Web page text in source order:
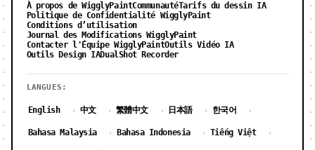
À propos de WigglyPaintCommunautéTarifs du dessin IA
Politique de Confidentialité WigglyPaint
Conditions d’utilisation
Journal des Modifications WigglyPaint
Contacter l'Équipe WigglyPaintOutils Vidéo IA
Outils Design IADualShot Recorder
LANGUES:
English · 中文 · 繁體中文 · 日本語 · 한국어 ·
Bahasa Malaysia · Bahasa Indonesia · Tiếng Việt ·